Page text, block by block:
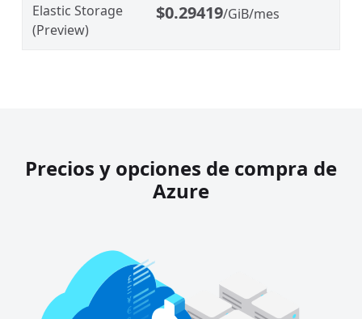
Elastic Storage
(Preview)
$0.29419/GiB/mes
Precios y opciones de compra de
Azure